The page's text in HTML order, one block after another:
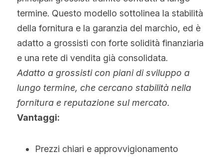
termine. Questo modello sottolinea la stabilità
della fornitura e la garanzia del marchio, ed è
adatto a grossisti con forte solidità finanziaria
e una rete di vendita già consolidata.
Adatto a grossisti con piani di sviluppo a
lungo termine, che cercano stabilità nella
fornitura e reputazione sul mercato.
Vantaggi:
Prezzi chiari e approvvigionamento